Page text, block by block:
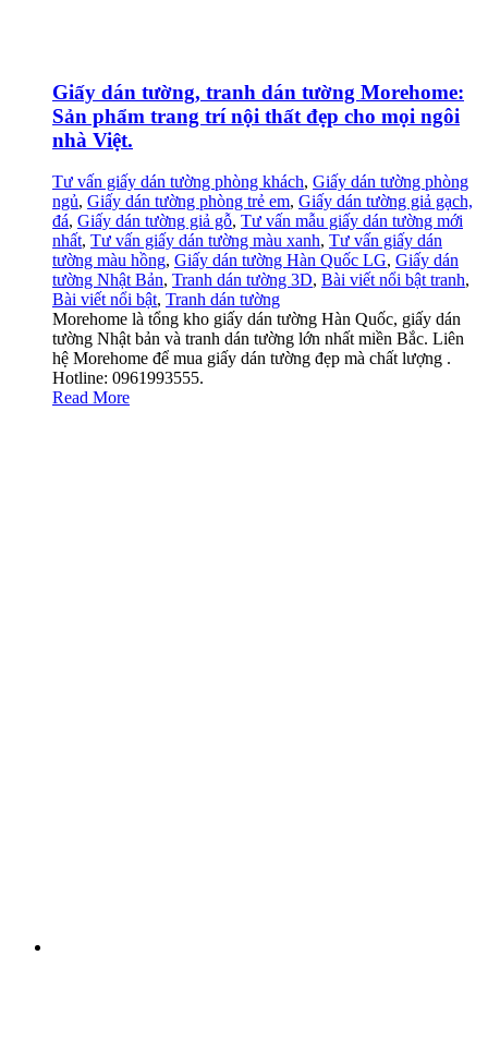
Giấy dán tường, tranh dán tường Morehome:
Sản phẩm trang trí nội thất đẹp cho mọi ngôi
nhà Việt.
Tư vấn giấy dán tường phòng khách, Giấy dán tường phòng
ngủ, Giấy dán tường phòng trẻ em, Giấy dán tường giả gạch,
đá, Giấy dán tường giả gỗ, Tư vấn mẫu giấy dán tường mới
nhất, Tư vấn giấy dán tường màu xanh, Tư vấn giấy dán
tường màu hồng, Giấy dán tường Hàn Quốc LG, Giấy dán
tường Nhật Bản, Tranh dán tường 3D, Bài viết nổi bật tranh,
Bài viết nổi bật, Tranh dán tường
Morehome là tổng kho giấy dán tường Hàn Quốc, giấy dán
tường Nhật bản và tranh dán tường lớn nhất miền Bắc. Liên
hệ Morehome để mua giấy dán tường đẹp mà chất lượng .
Hotline: 0961993555.
Read More